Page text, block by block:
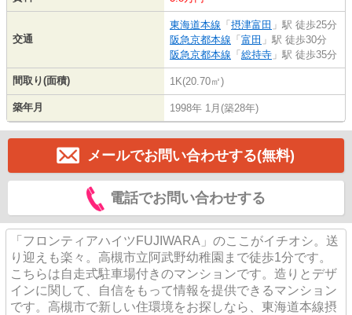
交通
東海道本線 「 摂津富田 」駅 徒歩25分
阪急京都本線 「 富田 」駅 徒歩30分
阪急京都本線 「 総持寺 」駅 徒歩35分
間取り(面積) 1K(20.70㎡)
築年月 1998年 1月(築28年)
メールでお問い合わせする(無料)
電話でお問い合わせする
「フロンティアハイツFUJIWARA」のここがイチオシ。送
り迎えも楽々。高槻市立阿武野幼稚園まで徒歩1分です。
こちらは自走式駐車場付きのマンションです。造りとデザ
インに関して、自信をもって情報を提供できるマンション
です。高槻市で新しい住環境をお探しなら、東海道本線摂